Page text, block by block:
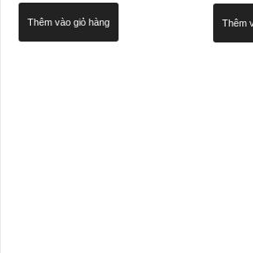
Thêm vào giỏ hàng Thêm